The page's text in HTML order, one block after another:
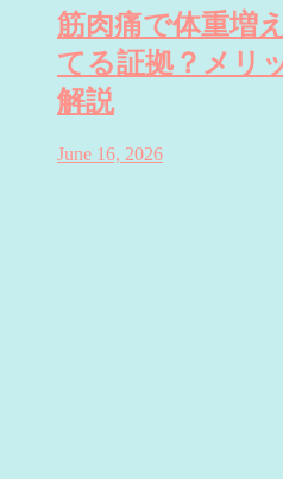
筋肉痛で体重増
てる証拠？メリ
解説
June 16, 2026